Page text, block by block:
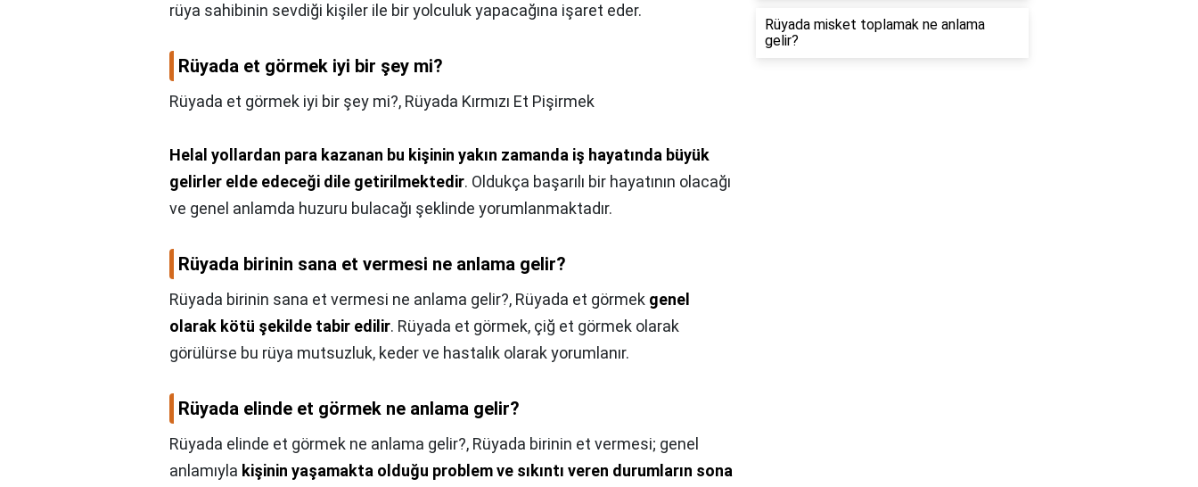
rüya sahibinin sevdiği kişiler ile bir yolculuk yapacağına işaret eder.
Rüyada et görmek iyi bir şey mi?
Rüyada et görmek iyi bir şey mi?, Rüyada Kırmızı Et Pişirmek
Helal yollardan para kazanan bu kişinin yakın zamanda iş hayatında büyük
gelirler elde edeceği dile getirilmektedir. Oldukça başarılı bir hayatının olacağı
ve genel anlamda huzuru bulacağı şeklinde yorumlanmaktadır.
Rüyada birinin sana et vermesi ne anlama gelir?
Rüyada birinin sana et vermesi ne anlama gelir?, Rüyada et görmek genel
olarak kötü şekilde tabir edilir. Rüyada et görmek, çiğ et görmek olarak
görülürse bu rüya mutsuzluk, keder ve hastalık olarak yorumlanır.
Rüyada elinde et görmek ne anlama gelir?
Rüyada elinde et görmek ne anlama gelir?, Rüyada birinin et vermesi; genel
anlamıyla kişinin yaşamakta olduğu problem ve sıkıntı veren durumların sona
Rüyada misket toplamak ne anlama
gelir?